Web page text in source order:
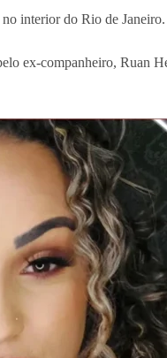
interior do Rio de Janeiro.
ex-companheiro, Ruan